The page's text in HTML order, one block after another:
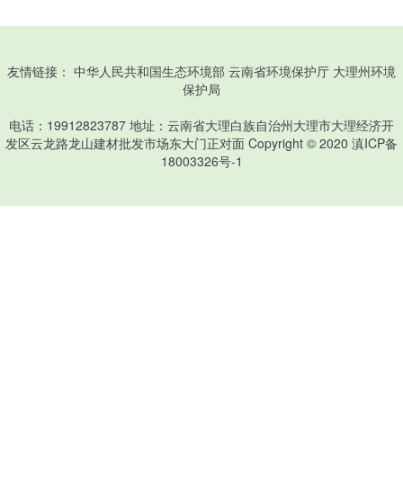
友情链接： 中华人民共和国生态环境部 云南省环境保护厅 大理州环境
保护局
电话：19912823787 地址：云南省大理白族自治州大理市大理经济开
发区云龙路龙山建材批发市场东大门正对面 Copyright © 2020 滇ICP备
18003326号-1